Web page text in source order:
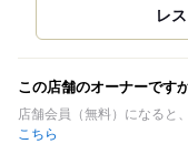
この店舗のオーナーです
店舗会員（無料）になると
こちら